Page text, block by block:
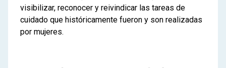
visibilizar, reconocer y reivindicar las tareas de
cuidado que históricamente fueron y son realizadas
por mujeres.